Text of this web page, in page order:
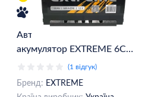
Автомобільний
акумулятор EXTREME 6CT-
60Аh АзЕ (EX600)
(1 відгук)
Бренд: EXTREME